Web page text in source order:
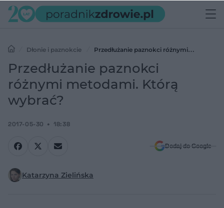
Dłonie i paznokcie
Przedłużanie paznokci różnymi
metodami. Którą wybrać?
Przedłużanie paznokci
różnymi metodami. Którą
wybrać?
2017-05-30 18:38
Dodaj do Google
Katarzyna Zielińska